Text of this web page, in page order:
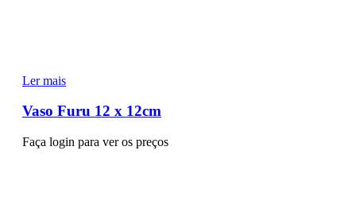
Ler mais
Vaso Furu 12 x 12cm
Faça login para ver os preços